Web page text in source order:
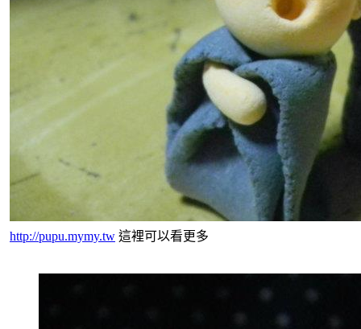
http://pupu.mymy.tw 這裡可以看更多